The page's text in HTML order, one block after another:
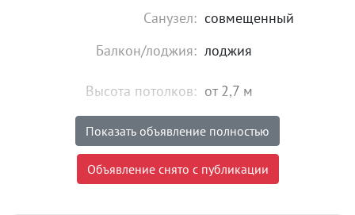
Санузел: совмещенный
Балкон/лоджия: лоджия
Высота потолков: от 2,7 м
Состояние: хорошее
Цена: 4 300 000
Показать объявление полностью
Объявление снято с публикации